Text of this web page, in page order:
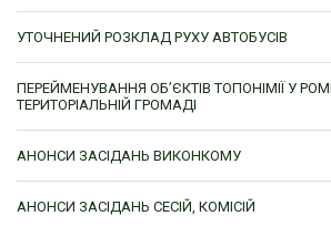
УТОЧНЕНИЙ РОЗКЛАД РУХУ АВТОБУСІВ
ПЕРЕЙМЕНУВАННЯ ОБ’ЄКТІВ ТОПОНІМІЇ У
ТЕРИТОРІАЛЬНІЙ ГРОМАДІ
АНОНСИ ЗАСІДАНЬ ВИКОНКОМУ
АНОНСИ ЗАСІДАНЬ СЕСІЙ, КОМІСІЙ